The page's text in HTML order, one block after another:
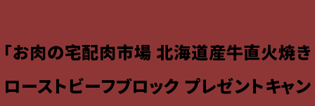
「お肉の宅配肉市場 北海道産牛直火焼き
ローストビーフブロック プレゼントキャン